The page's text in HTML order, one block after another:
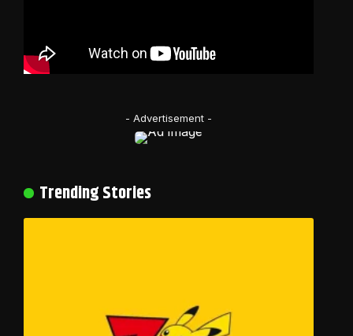
- Advertisement -
Trending Stories